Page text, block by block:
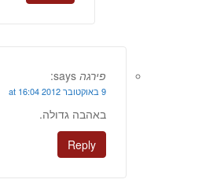
פירגה says:
9 באוקטובר 2012 at 16:04
באהבה גדולה.
Reply